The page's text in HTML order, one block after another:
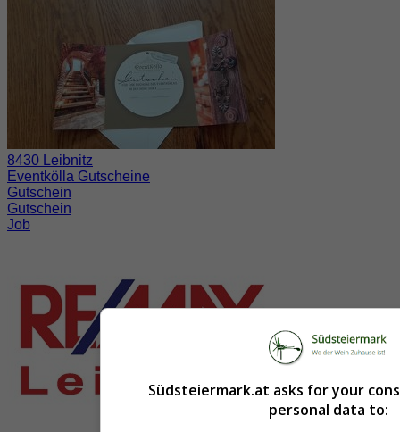
8430 Leibnitz
Eventkölla Gutscheine
Gutschein
Gutschein
Job
Südsteiermark.at asks for your
personal data to: